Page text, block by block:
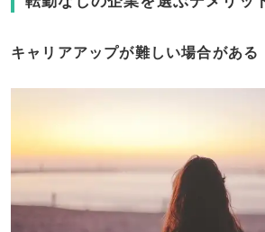
キャリアアップが難しい場合がある